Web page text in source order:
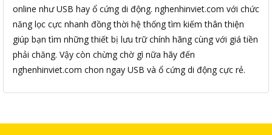
online như USB hay ổ cứng di động. nghenhinviet.com với chức
năng lọc cực nhanh đồng thời hệ thống tìm kiếm thân thiện
giúp bạn tìm những thiết bị lưu trữ chính hãng cùng với giá tiền
phải chăng. Vậy còn chừng chờ gì nữa hãy đến
nghenhinviet.com chon ngay USB và ổ cứng di động cực rẻ.